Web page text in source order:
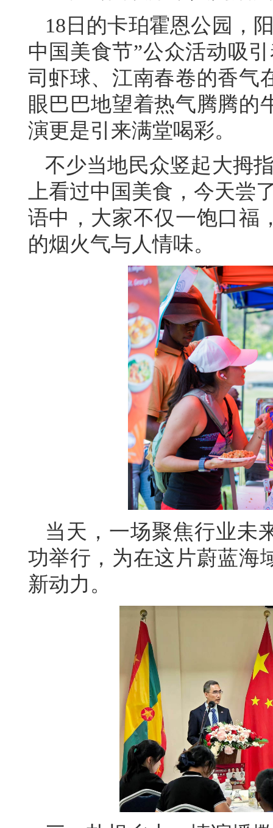
18日的卡珀霍恩公园，
中国美食节”公众活动吸
司虾球、江南春卷的香气
眼巴巴地望着热气腾腾的
演更是引来满堂喝彩。
不少当地民众竖起大拇
上看过中国美食，今天尝
语中，大家不仅一饱口福
的烟火气与人情味。
当天，一场聚焦行业未
功举行，为在这片蔚蓝海
新动力。